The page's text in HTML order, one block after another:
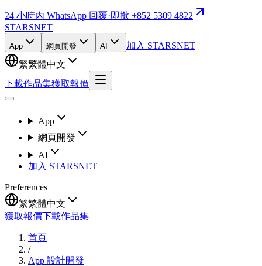
24 小時內 WhatsApp 回覆·即撳 +852 5309 4822
STARSNET
App 網頁開發 AI
加入 STARSNET
繁繁體中文
下載作品集獲取報價
App
網頁開發
AI
加入 STARSNET
Preferences
繁繁體中文
獲取報價下載作品集
首頁
/
App 設計開發